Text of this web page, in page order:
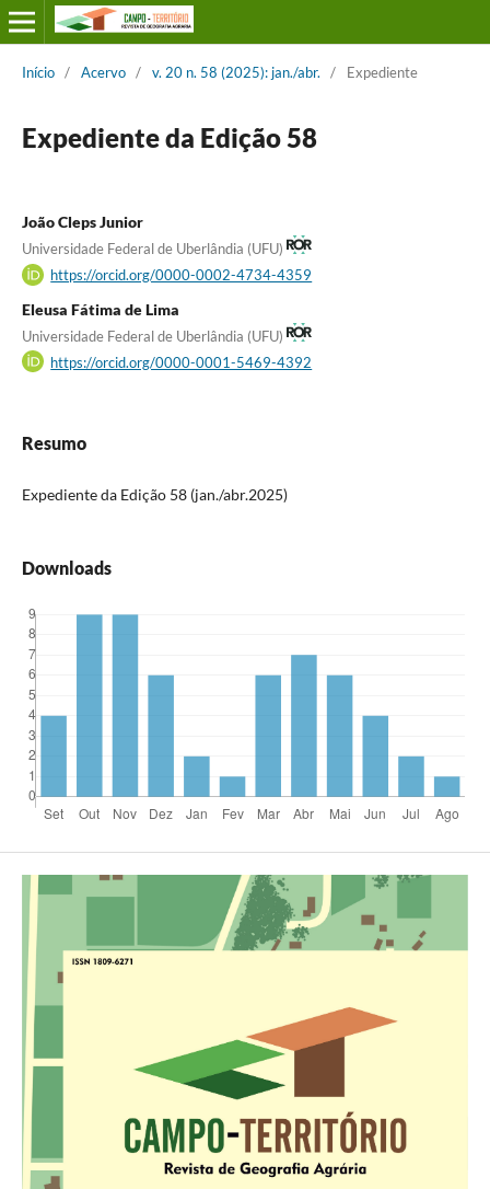
Início / Acervo / v. 20 n. 58 (2025): jan./abr. / Expediente
Expediente da Edição 58
João Cleps Junior
Universidade Federal de Uberlândia (UFU)
https://orcid.org/0000-0002-4734-4359
Eleusa Fátima de Lima
Universidade Federal de Uberlândia (UFU)
https://orcid.org/0000-0001-5469-4392
Resumo
Expediente da Edição 58 (jan./abr.2025)
Downloads